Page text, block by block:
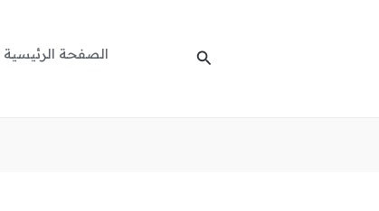
البحث الصفحة الرئيسية